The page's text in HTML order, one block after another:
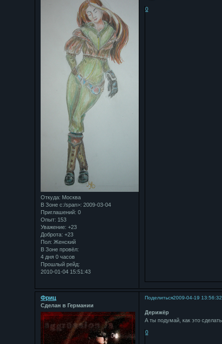
Откуда: Москва
В Зоне с:/span>: 2009-03-04
Приглашений: 0
Опыт: 153
Уважение: +23
Доброта: +23
Пол: Женский
В Зоне провёл:
4 дня 0 часов
Прошлый рейд:
2010-01-04 15:51:43
0
Поделиться2009-04-19 13:56:32
Фриц
Сделан в Германии
Дерижёр
А ты подумай, как это
0